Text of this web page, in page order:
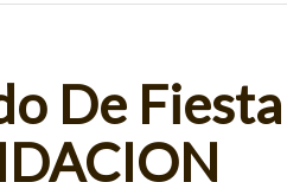
De Fiesta